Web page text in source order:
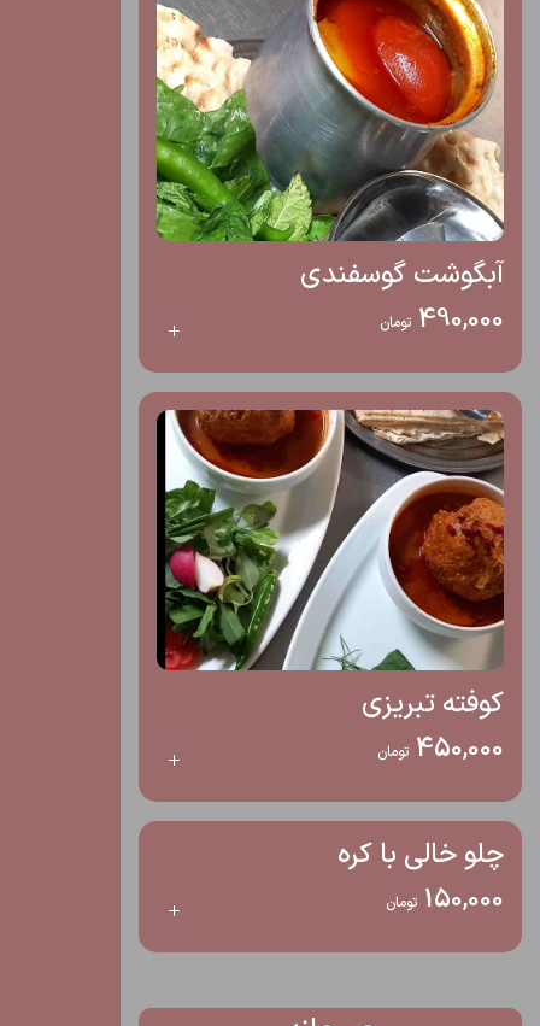
آبگوشت گوسفندی
490,000 تومان
کوفته تبریزی
450,000 تومان
چلو خالی با کره
150,000 تومان